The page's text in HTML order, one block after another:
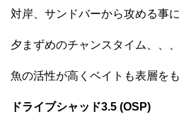
対岸、サンドバーから攻める事に
夕まずめのチャンスタイム、、、
魚の活性が高くベイトも表層を
ドライブシャッド3.5 (OSP)